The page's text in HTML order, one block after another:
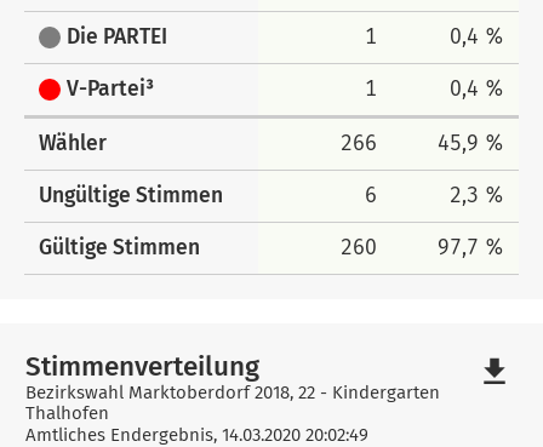
Die PARTEI 1 0,4 %
V-Partei³ 1 0,4 %
Wähler 266 45,9 %
Ungültige Stimmen 6 2,3 %
Gültige Stimmen 260 97,7 %
Stimmenverteilung
Bezirkswahl Marktoberdorf 2018, 22 - Kindergarten
Thalhofen
Amtliches Endergebnis, 14.03.2020 20:02:49
file_download